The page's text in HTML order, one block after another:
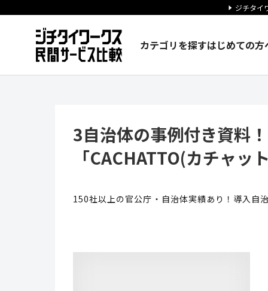
ジチタイ
カテゴリを探すはじめての方
3自治体の事例付き資料
「CACHATTO(カチャッ
150社以上の官公庁・自治体実績あり！導入自